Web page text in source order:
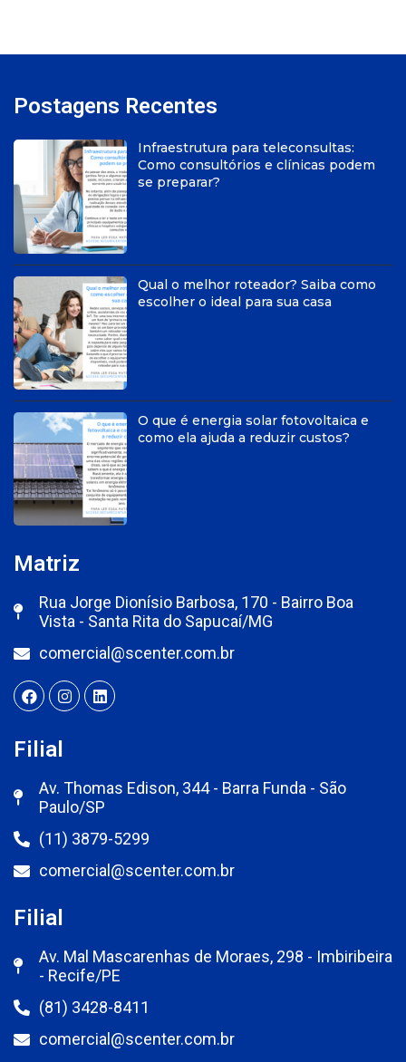
Postagens Recentes
Infraestrutura para teleconsultas:
Como consultórios e clínicas podem
se preparar?
Qual o melhor roteador? Saiba como
escolher o ideal para sua casa
O que é energia solar fotovoltaica e
como ela ajuda a reduzir custos?
Matriz
Rua Jorge Dionísio Barbosa, 170 - Bairro Boa
Vista - Santa Rita do Sapucaí/MG
comercial@scenter.com.br
Filial
Av. Thomas Edison, 344 - Barra Funda - São
Paulo/SP
(11) 3879-5299
comercial@scenter.com.br
Filial
Av. Mal Mascarenhas de Moraes, 298 - Imbiribeira
- Recife/PE
(81) 3428-8411
comercial@scenter.com.br